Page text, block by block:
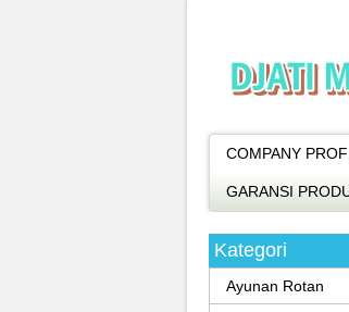
COMPANY
GARANSI
Kategori
Ayunan Rotan